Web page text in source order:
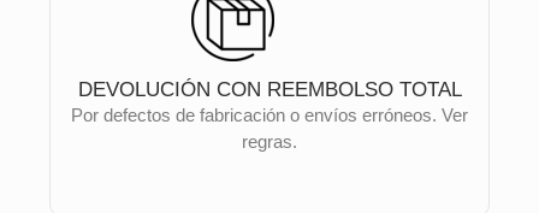
DEVOLUCIÓN CON REEMBOLSO TOTAL
Por defectos de fabricación o envíos erróneos. Ver
regras.